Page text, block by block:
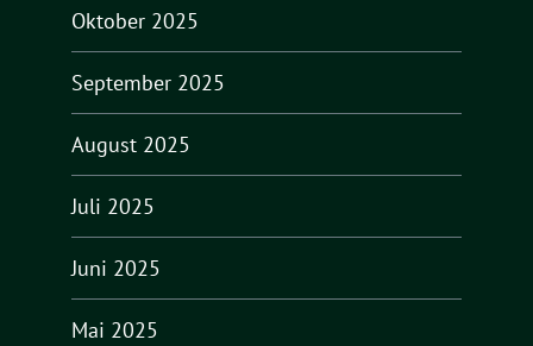
Oktober 2025
September 2025
August 2025
Juli 2025
Juni 2025
Mai 2025